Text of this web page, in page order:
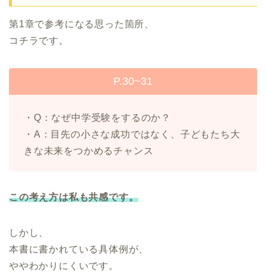
第1章で参考になる思った箇所、
コチラです。
P.30~31
・Q：なぜ中学受験をするのか？
・A：目先の小さな成功ではなく、子どもたち大
きな未来をつかめるチャンス
この考え方は私も共感です。
しかし、
本書に書かれている具体例が、
ややわかりにくいです。